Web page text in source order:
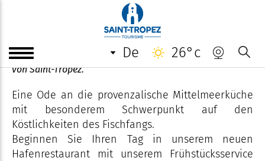
de 26°c
Bòu
BÒU, ein gut verstecktes Geheimnis am Ende des Hafens
von Saint-Tropez.
Eine Ode an die provenzalische Mittelmeerküche
mit besonderem Schwerpunkt auf den
Köstlichkeiten des Fischfangs.
Beginnen Sie Ihren Tag in unserem neuen
Hafenrestaurant mit unserem Frühstücksservice